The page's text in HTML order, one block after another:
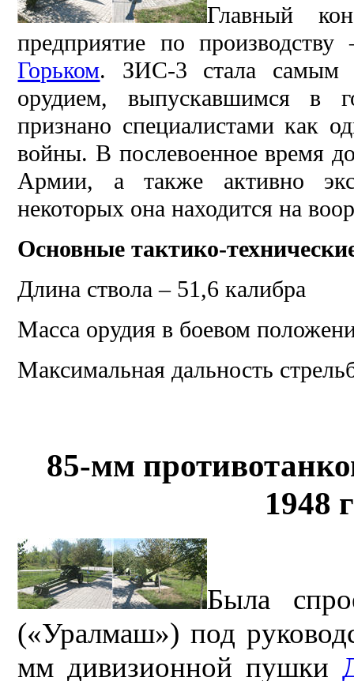
Главный
предприятие по
Горьком. ЗИС-3 стала самым
орудием, выпускавшимся в
признано специалистами как
войны. В послевоенное время
Армии, а также активно
некоторых она находится на
Основные тактико-
Длина ствола – 51,6 калибра
Масса орудия в боевом
Максимальная дальность
85-мм
1948
Была
(«Уралмаш») под
мм дивизионной пушки